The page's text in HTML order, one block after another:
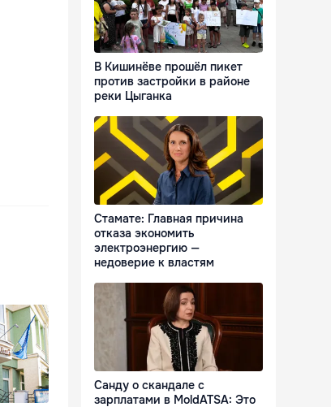
В Кишинёве прошёл пикет
против застройки в районе
реки Цыганка
Стамате: Главная причина
отказа экономить
электроэнергию —
недоверие к властям
Санду о скандале с
зарплатами в MoldATSA: Это